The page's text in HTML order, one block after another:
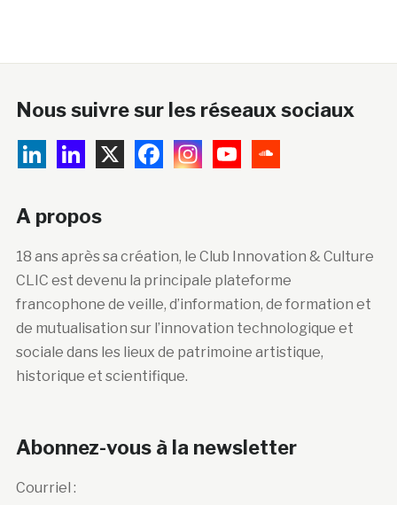
Nous suivre sur les réseaux sociaux
A propos
18 ans après sa création, le Club Innovation & Culture
CLIC est devenu la principale plateforme
francophone de veille, d’information, de formation et
de mutualisation sur l’innovation technologique et
sociale dans les lieux de patrimoine artistique,
historique et scientifique.
Abonnez-vous à la newsletter
Courriel :